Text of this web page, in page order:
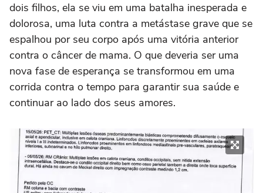
dois filhos, ela se viu em uma batalha inesperada e
dolorosa, uma luta contra a metástase grave que se
espalhou por seu corpo após uma vitória anterior
contra o câncer de mama. O que deveria ser uma
nova fase de esperança se transformou em uma
corrida contra o tempo para garantir sua saúde e
continuar ao lado dos seus amores.